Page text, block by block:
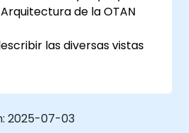
de la OTAN
las diversas vistas
de los interesados a
arquitectónicos.
como Sparx
2025-07-03